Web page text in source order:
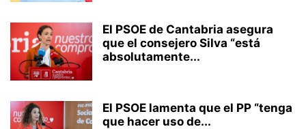
El PSOE de Cantabria asegura
que el consejero Silva “está
absolutamente...
El PSOE lamenta que el PP “tenga
que hacer uso de...